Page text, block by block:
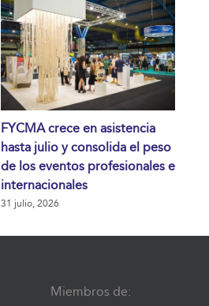
FYCMA crece en asistencia
hasta julio y consolida el peso
de los eventos profesionales e
internacionales
31 julio, 2026
Miembros de: